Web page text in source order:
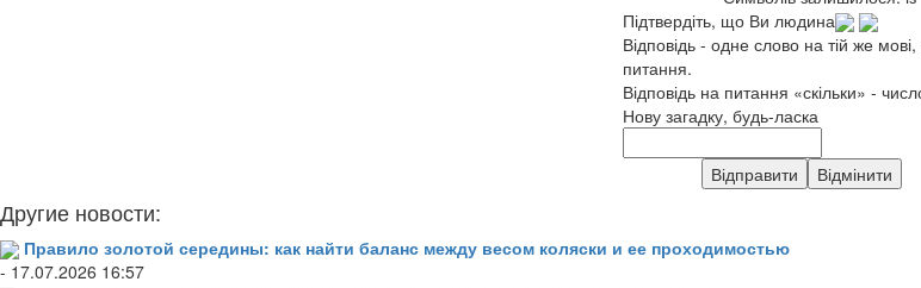
Підтвердіть, що Ви людина
Відповідь - одне слово на тій же
питання.
Відповідь на питання «скільки» -
Нову загадку, будь-ласка
Другие новости:
Правило золотой середины: как найти баланс между весом коляски и ее проходимостью
- 17.07.2026 16:57